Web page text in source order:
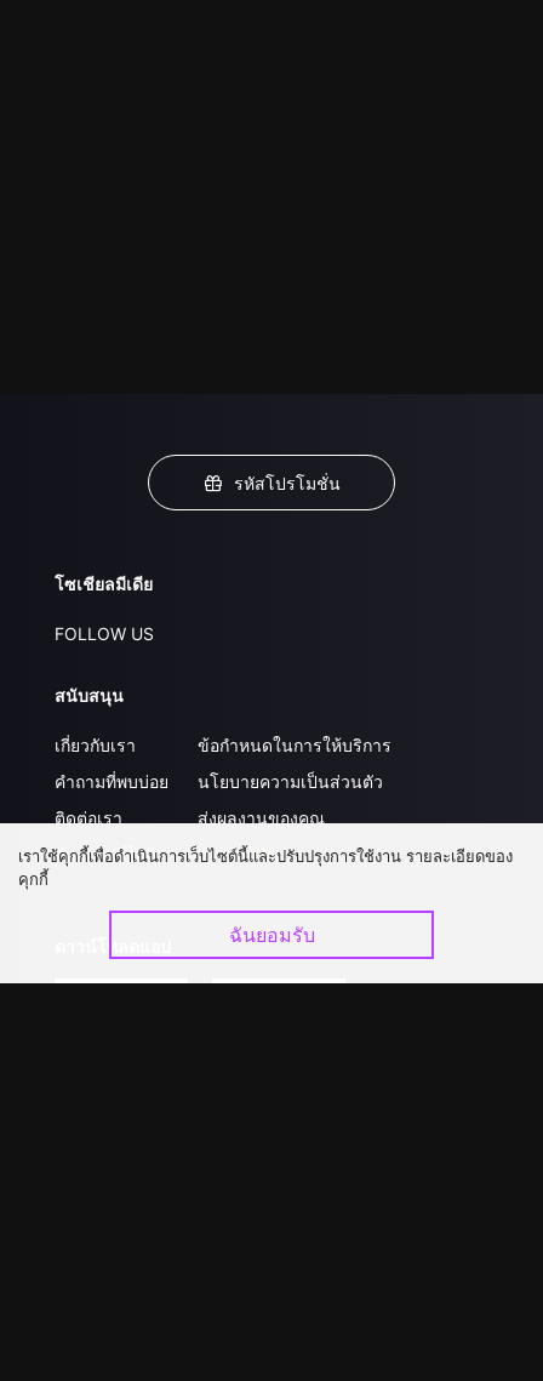
รหัสโปรโมชั่น
โซเชียลมีเดีย
FOLLOW US
สนับสนุน
เกี่ยวกับเรา
คำถามที่พบบ่อย
ติดต่อเรา
อัปเกรด วีไอพี
ข้อกำหนดในการให้บริการ
นโยบายความเป็นส่วนตัว
ส่งผลงานของคุณ
ร่วมงานกับเรา
เราใช้คุกกี้เพื่อดำเนินการเว็บไซต์นี้และปรับปรุงการใช้งาน รายละเอียดของ
คุกกี้
ฉันยอมรับ